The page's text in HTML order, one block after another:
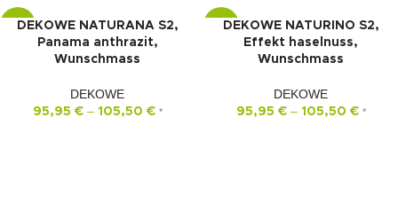
-10%DEKOWE NATURANA S2,
Panama anthrazit,
Wunschmass
DEKOWE
95,95 €– 105,50 € *
-10%DEKOWE NATURINO S2,
Effekt haselnuss,
Wunschmass
DEKOWE
95,95 €– 105,50 € *